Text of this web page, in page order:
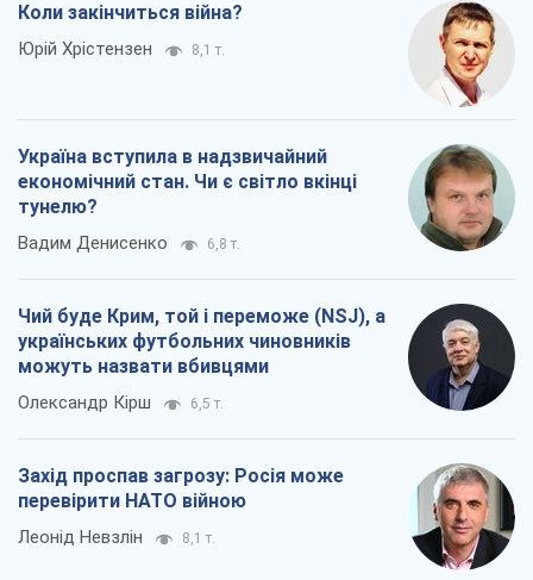
Коли закінчиться війна?
Юрій Хрістензен 8,1 т.
Україна вступила в надзвичайний
економічний стан. Чи є світло вкінці
тунелю?
Вадим Денисенко 6,8 т.
Чий буде Крим, той і переможе (NSJ), а
українських футбольних чиновників
можуть назвати вбивцями
Олександр Кірш 6,5 т.
Захід проспав загрозу: Росія може
перевірити НАТО війною
Леонід Невзлін 8,1 т.